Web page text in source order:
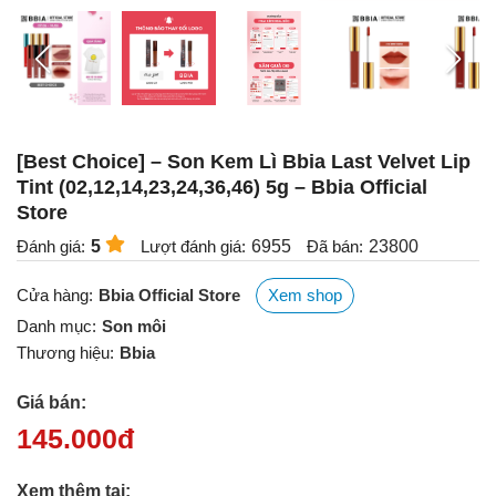
[Best Choice] – Son Kem Lì Bbia Last Velvet Lip
Tint (02,12,14,23,24,36,46) 5g – Bbia Official
Store
Đánh giá: 5 Lượt đánh giá: 6955 Đã bán: 23800
Cửa hàng: Bbia Official Store
Xem shop
Danh mục: Son môi
Thương hiệu: Bbia
Giá bán:
145.000đ
Xem thêm tại: